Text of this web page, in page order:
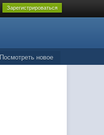
Зарегистрироваться
Посмотреть новое